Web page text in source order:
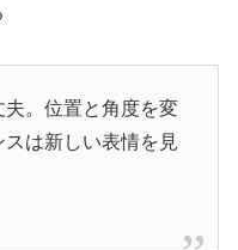
。位置と角度を変
は新しい表情を見